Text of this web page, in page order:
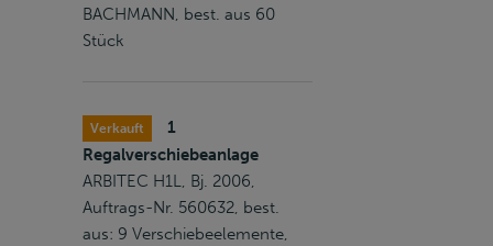
BACHMANN, best. aus 60
Stück
Verkauft
1
Regalverschiebeanlage
ARBITEC H1L, Bj. 2006,
Auftrags-Nr. 560632, best.
aus: 9 Verschiebeelemente,